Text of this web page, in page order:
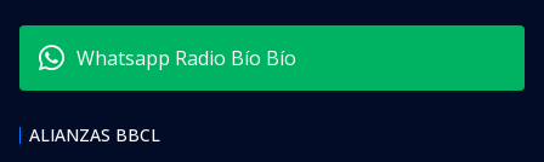
Whatsapp Radio Bío Bío
ALIANZAS BBCL